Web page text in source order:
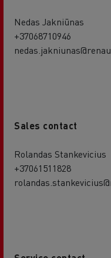
Nedas Jakniūnas
+37068710946
Sales contact
Rolandas Stankevicius
+37061511828